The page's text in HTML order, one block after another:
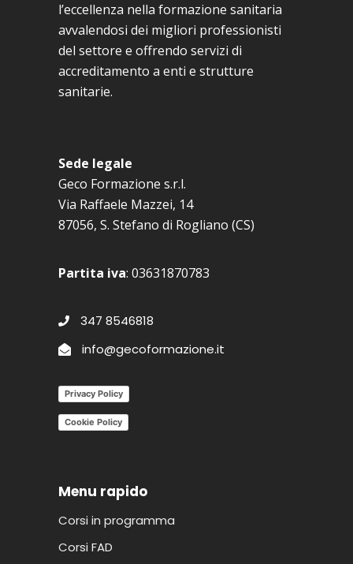
l’eccellenza nella formazione sanitaria
avvalendosi dei migliori professionisti
del settore e offrendo servizi di
accreditamento a enti e strutture
sanitarie.
Sede legale
Geco Formazione s.r.l.
Via Raffaele Mazzei, 14
87056, S. Stefano di Rogliano (CS)
Partita iva: 03631870783
347 8546818
info@gecoformazione.it
Privacy Policy
Cookie Policy
Menu rapido
Corsi in programma
Corsi FAD